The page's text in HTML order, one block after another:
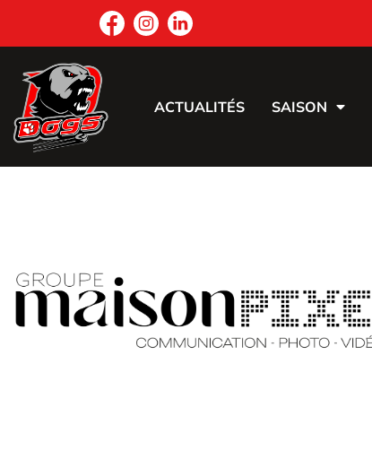
ACTUALITÉS SAISON